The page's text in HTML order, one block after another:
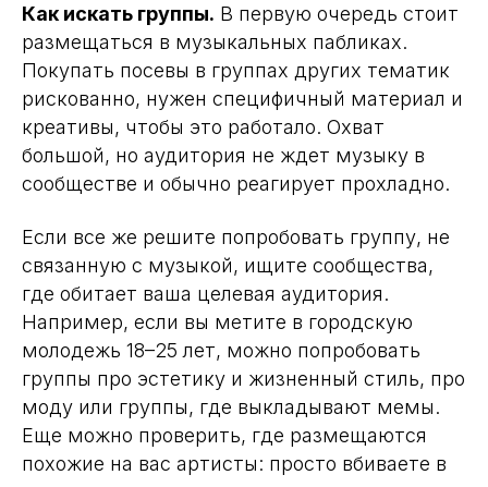
Как искать группы. В первую очередь стоит
размещаться в музыкальных пабликах.
Покупать посевы в группах других тематик
рискованно, нужен специфичный материал и
креативы, чтобы это работало. Охват
большой, но аудитория не ждет музыку в
сообществе и обычно реагирует прохладно.
Если все же решите попробовать группу, не
связанную с музыкой, ищите сообщества,
где обитает ваша целевая аудитория.
Например, если вы метите в городскую
молодежь 18–25 лет, можно попробовать
группы про эстетику и жизненный стиль, про
моду или группы, где выкладывают мемы.
Еще можно проверить, где размещаются
похожие на вас артисты: просто вбиваете в